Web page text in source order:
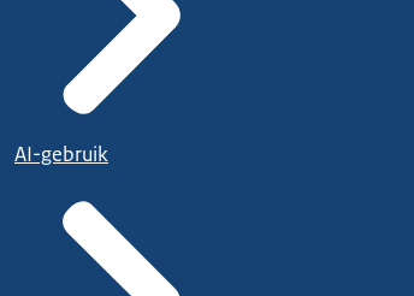
AI-gebruik